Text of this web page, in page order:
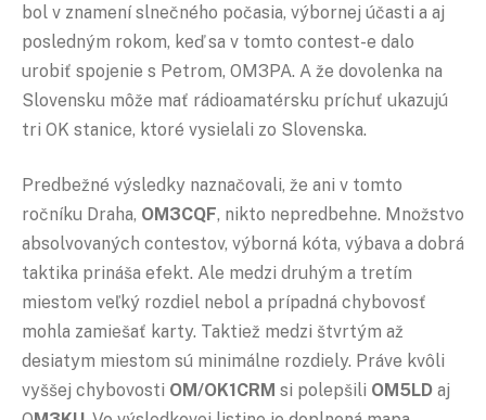
bol v znamení slnečného počasia, výbornej účasti a aj
posledným rokom, keď sa v tomto contest-e dalo
urobiť spojenie s Petrom, OM3PA. A že dovolenka na
Slovensku môže mať rádioamatérsku príchuť ukazujú
tri OK stanice, ktoré vysielali zo Slovenska.
Predbežné výsledky naznačovali, že ani v tomto
ročníku Draha, OM3CQF, nikto nepredbehne. Množstvo
absolvovaných contestov, výborná kóta, výbava a dobrá
taktika prináša efekt. Ale medzi druhým a tretím
miestom veľký rozdiel nebol a prípadná chybovosť
mohla zamiešať karty. Taktiež medzi štvrtým až
desiatym miestom sú minimálne rozdiely. Práve kvôli
vyššej chybovosti OM/OK1CRM si polepšili OM5LD aj